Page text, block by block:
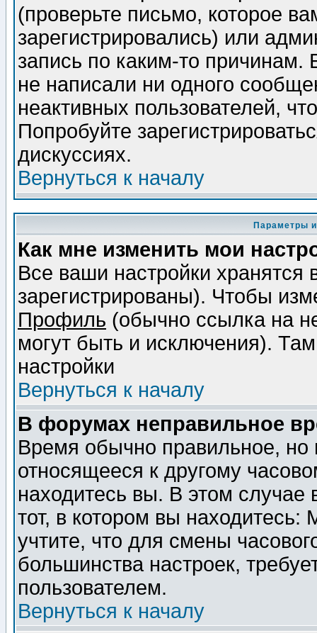
(проверьте письмо, которое
зарегистрировались) или
запись по каким-то
не написали ни одного
неактивных пользователей,
Попробуйте
дискуссиях.
Вернуться к началу
Параметры
Как мне изменить мои
Все ваши настройки
зарегистрированы). Чтобы
Профиль (обычно ссылка на
могут быть и исключения).
настройки
Вернуться к началу
В форумах неправильное
Время обычно правильное,
относящееся к другому
находитесь вы. В этом
тот, в котором вы
учтите, что для смены
большинства настроек,
пользователем.
Вернуться к началу